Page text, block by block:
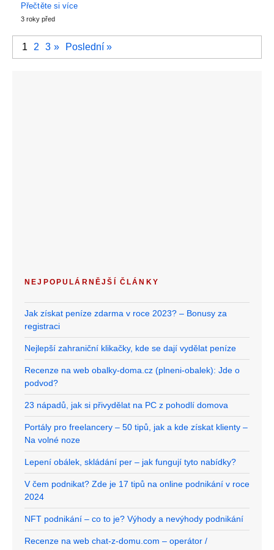
Přečtěte si více
3 roky před
1 2 3 » Poslední »
NEJPOPULÁRNĚJŠÍ ČLÁNKY
Jak získat peníze zdarma v roce 2023? – Bonusy za
registraci
Nejlepší zahraniční klikačky, kde se dají vydělat peníze
Recenze na web obalky-doma.cz (plneni-obalek): Jde o
podvod?
23 nápadů, jak si přivydělat na PC z pohodlí domova
Portály pro freelancery – 50 tipů, jak a kde získat klienty –
Na volné noze
Lepení obálek, skládání per – jak fungují tyto nabídky?
V čem podnikat? Zde je 17 tipů na online podnikání v roce
2024
NFT podnikání – co to je? Výhody a nevýhody podnikání
Recenze na web chat-z-domu.com – operátor /